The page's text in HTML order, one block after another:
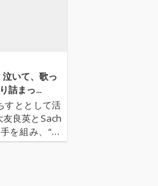
泣いて、歌っ
詰まっ
初アルバム
ョ！』
すととして活
友良英とSach
を組み、“の
初のアルバム